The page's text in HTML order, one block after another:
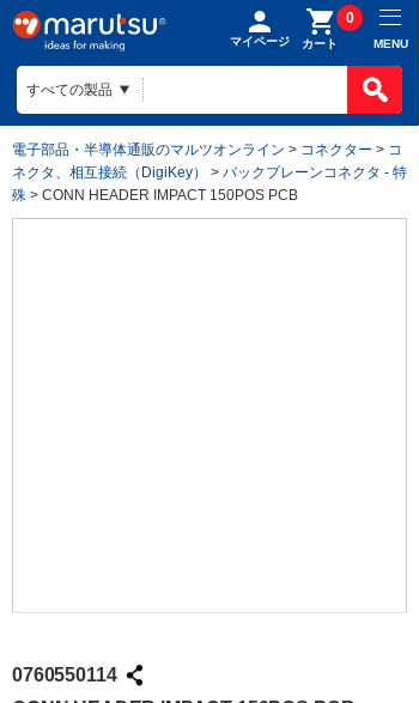
マイページ カート
0
MENU
電子部品・半導体通販のマルツオンライン > コネクター > コ
ネクタ、相互接続（DigiKey）
> バックプレーンコネクタ - 特
殊 > CONN HEADER IMPACT 150POS PCB
0760550114